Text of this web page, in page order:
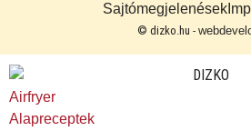
Sajtómegjelenések
© dizko.hu -
Airfryer
Alapreceptek